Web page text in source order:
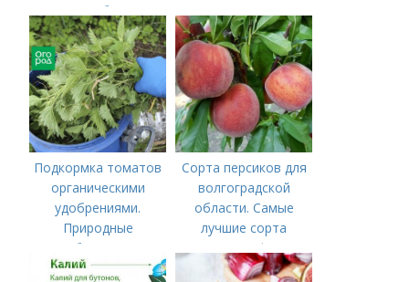
сортов яблок на
дегустационном
марафоне
Подкормка томатов
органическими
удобрениями.
Природные
удобрения для
подкормки "по листу"
Сорта персиков для
волгоградской
области. Самые
лучшие сорта
персиков с фото и
описанием